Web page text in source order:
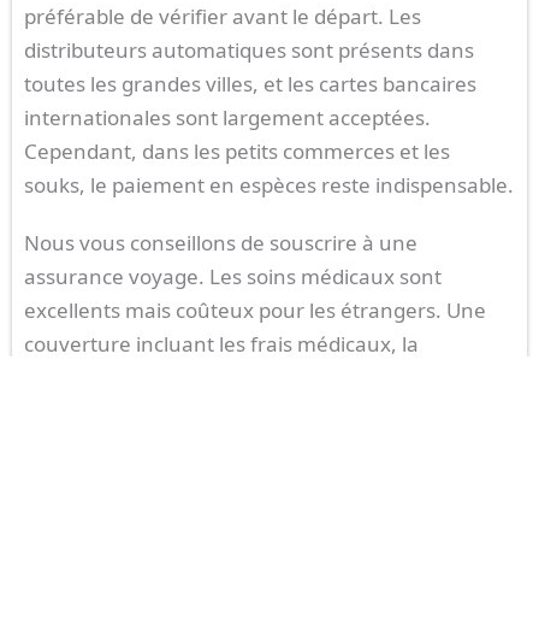
préférable de vérifier avant le départ. Les
distributeurs automatiques sont présents dans
toutes les grandes villes, et les cartes bancaires
internationales sont largement acceptées.
Cependant, dans les petits commerces et les
souks, le paiement en espèces reste indispensable.
Nous vous conseillons de souscrire à une
assurance voyage. Les soins médicaux sont
excellents mais coûteux pour les étrangers. Une
couverture incluant les frais médicaux, la